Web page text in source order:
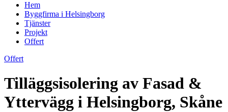
Hem
Byggfirma i Helsingborg
Tjänster
Projekt
Offert
Offert
Tilläggsisolering av Fasad &
Yttervägg i Helsingborg, Skåne